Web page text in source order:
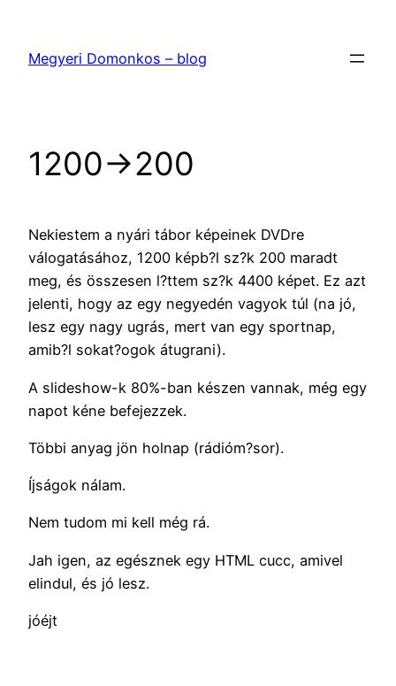
tartalomhoz
Megyeri Domonkos – blog
1200->200
Nekiestem a nyári tábor képeinek DVDre
válogatásához, 1200 képb?l sz?k 200 maradt
meg, és összesen l?ttem sz?k 4400 képet. Ez azt
jelenti, hogy az egy negyedén vagyok túl (na jó,
lesz egy nagy ugrás, mert van egy sportnap,
amib?l sokat?ogok átugrani).
A slideshow-k 80%-ban készen vannak, még egy
napot kéne befejezzek.
Többi anyag jön holnap (rádióm?sor).
Íjságok nálam.
Nem tudom mi kell még rá.
Jah igen, az egésznek egy HTML cucc, amivel
elindul, és jó lesz.
jóéjt